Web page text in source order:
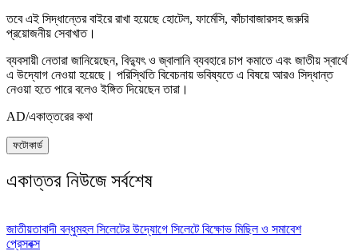
তবে এই সিদ্ধান্তের বাইরে রাখা হয়েছে হোটেল, ফার্মেসি, কাঁচাবাজারসহ জরুরি
প্রয়োজনীয় সেবাখাত।
ব্যবসায়ী নেতারা জানিয়েছেন, বিদ্যুৎ ও জ্বালানি ব্যবহারে চাপ কমাতে এবং জাতীয় স্বার্থে
এ উদ্যোগ নেওয়া হয়েছে। পরিস্থিতি বিবেচনায় ভবিষ্যতে এ বিষয়ে আরও সিদ্ধান্ত
নেওয়া হতে পারে বলেও ইঙ্গিত দিয়েছেন তারা।
AD/একাত্তরের কথা
ফটোকার্ড
একাত্তর নিউজে সর্বশেষ
জাতীয়তাবাদী বন্ধুমহল সিলেটের উদ্যোগে সিলেটে বিক্ষোভ মিছিল ও সমাবেশ
প্রেসবক্স